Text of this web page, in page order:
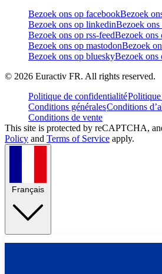
Bezoek ons op facebookBezoek
Bezoek ons op linkedinBezoek
Bezoek ons op rss-feedBezoek ons
Bezoek ons op mastodonBezoek
Bezoek ons op blueskyBezoek ons
© 2026 Euractiv FR. All rights reserved.
Politique de confidentialité
Conditions généralesConditions
Conditions de vente
This site is protected by reCAPTCHA,
Policy and Terms of Service apply.
Français